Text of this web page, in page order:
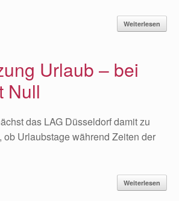
Weiterlesen
Urlaub – bei
Null
das LAG Düsseldorf damit zu
ob Urlaubstage während Zeiten der
Weiterlesen